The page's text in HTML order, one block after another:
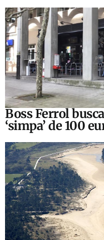
Boss Ferrol
‘simpa’ de 100